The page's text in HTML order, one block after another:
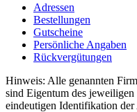
Adressen
Bestellungen
Gutscheine
Persönliche Angaben
Rückvergütungen
Hinweis: Alle genannten
sind Eigentum des
eindeutigen Identifikation